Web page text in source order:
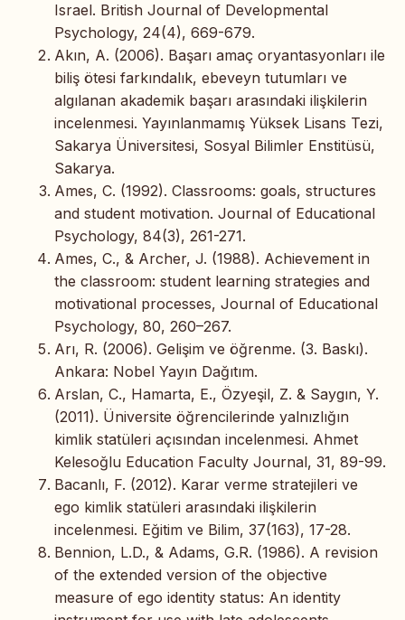
Israel. British Journal of Developmental
Psychology, 24(4), 669-679.
Akın, A. (2006). Başarı amaç oryantasyonları ile
biliş ötesi farkındalık, ebeveyn tutumları ve
algılanan akademik başarı arasındaki ilişkilerin
incelenmesi. Yayınlanmamış Yüksek Lisans Tezi,
Sakarya Üniversitesi, Sosyal Bilimler Enstitüsü,
Sakarya.
Ames, C. (1992). Classrooms: goals, structures
and student motivation. Journal of Educational
Psychology, 84(3), 261-271.
Ames, C., & Archer, J. (1988). Achievement in
the classroom: student learning strategies and
motivational processes, Journal of Educational
Psychology, 80, 260–267.
Arı, R. (2006). Gelişim ve öğrenme. (3. Baskı).
Ankara: Nobel Yayın Dağıtım.
Arslan, C., Hamarta, E., Özyeşil, Z. & Saygın, Y.
(2011). Üniversite öğrencilerinde yalnızlığın
kimlik statüleri açısından incelenmesi. Ahmet
Kelesoğlu Education Faculty Journal, 31, 89-99.
Bacanlı, F. (2012). Karar verme stratejileri ve
ego kimlik statüleri arasındaki ilişkilerin
incelenmesi. Eğitim ve Bilim, 37(163), 17-28.
Bennion, L.D., & Adams, G.R. (1986). A revision
of the extended version of the objective
measure of ego identity status: An identity